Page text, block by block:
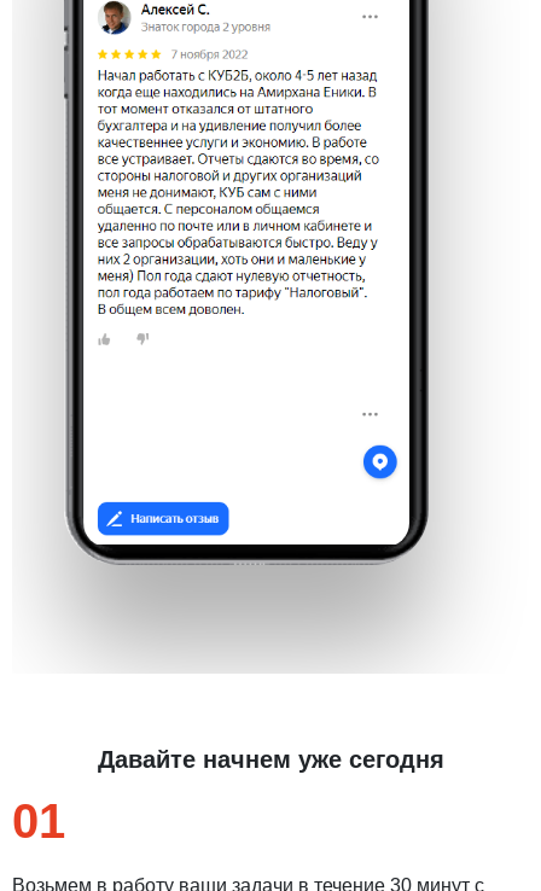
Давайте начнем уже сегодня
01
Возьмем в работу ваши задачи в течение 30 минут с